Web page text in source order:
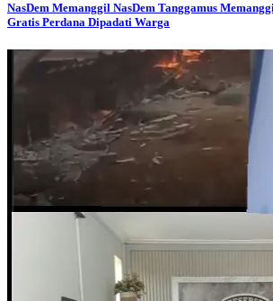
NasDem Memanggil NasDem Tanggamus
Gratis Perdana Dipadati Warga